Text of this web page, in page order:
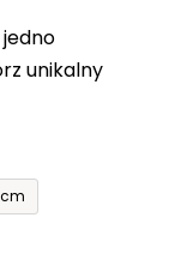
unikalny